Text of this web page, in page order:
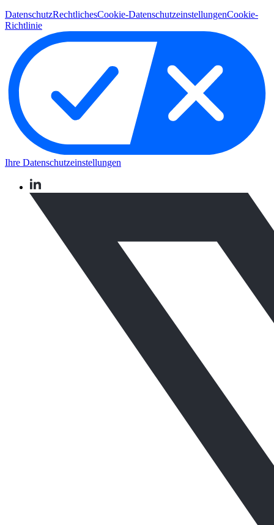
DatenschutzRechtlichesCookie-DatenschutzeinstellungenCookie-
Richtlinie
Ihre Datenschutzeinstellungen